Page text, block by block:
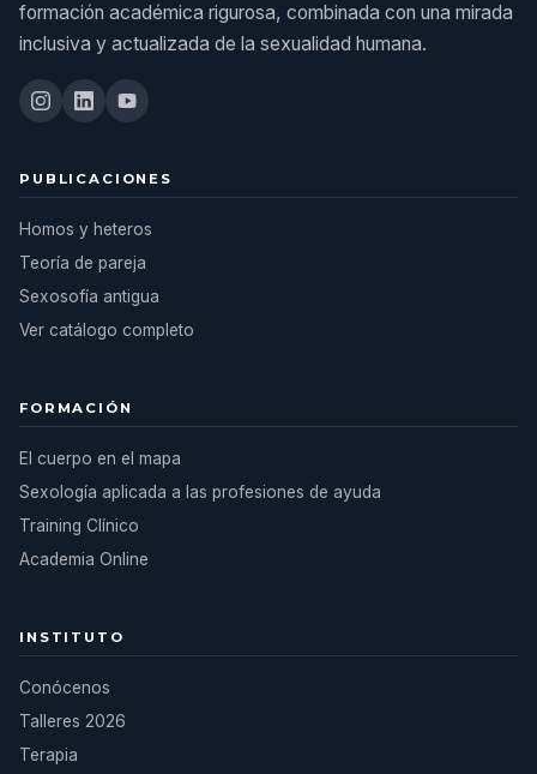
formación académica rigurosa, combinada con una mirada
inclusiva y actualizada de la sexualidad humana.
PUBLICACIONES
Homos y heteros
Teoría de pareja
Sexosofía antigua
Ver catálogo completo
FORMACIÓN
El cuerpo en el mapa
Sexología aplicada a las profesiones de ayuda
Training Clínico
Academia Online
INSTITUTO
Conócenos
Talleres 2026
Terapia